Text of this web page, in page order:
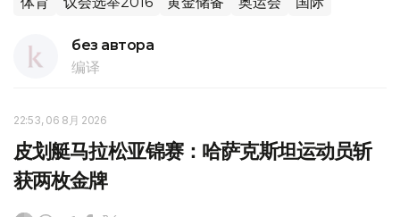
без автора
编译
22:53, 06 8月 2026
皮划艇马拉松亚锦赛：哈萨克斯坦运动员斩
获两枚金牌